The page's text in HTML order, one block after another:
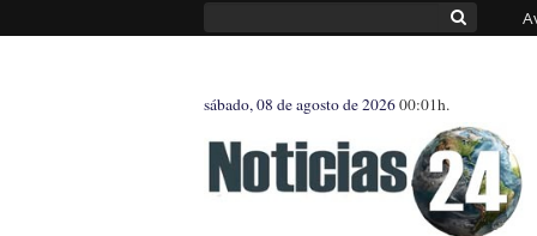
sábado, 08 de agosto de 202600:01h.